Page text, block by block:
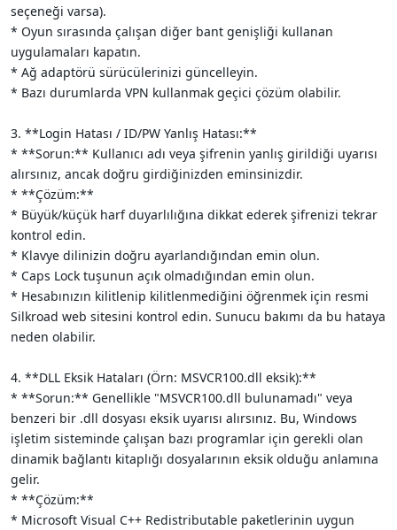
seçeneği varsa).
* Oyun sırasında çalışan diğer bant genişliği kullanan
uygulamaları kapatın.
* Ağ adaptörü sürücülerinizi güncelleyin.
* Bazı durumlarda VPN kullanmak geçici çözüm olabilir.
3. **Login Hatası / ID/PW Yanlış Hatası:**
* **Sorun:** Kullanıcı adı veya şifrenin yanlış girildiği uyarısı
alırsınız, ancak doğru girdiğinizden eminsinizdir.
* **Çözüm:**
* Büyük/küçük harf duyarlılığına dikkat ederek şifrenizi tekrar
kontrol edin.
* Klavye dilinizin doğru ayarlandığından emin olun.
* Caps Lock tuşunun açık olmadığından emin olun.
* Hesabınızın kilitlenip kilitlenmediğini öğrenmek için resmi
Silkroad web sitesini kontrol edin. Sunucu bakımı da bu hataya
neden olabilir.
4. **DLL Eksik Hataları (Örn: MSVCR100.dll eksik):**
* **Sorun:** Genellikle "MSVCR100.dll bulunamadı" veya
benzeri bir .dll dosyası eksik uyarısı alırsınız. Bu, Windows
işletim sisteminde çalışan bazı programlar için gerekli olan
dinamik bağlantı kitaplığı dosyalarının eksik olduğu anlamına
gelir.
* **Çözüm:**
* Microsoft Visual C++ Redistributable paketlerinin uygun